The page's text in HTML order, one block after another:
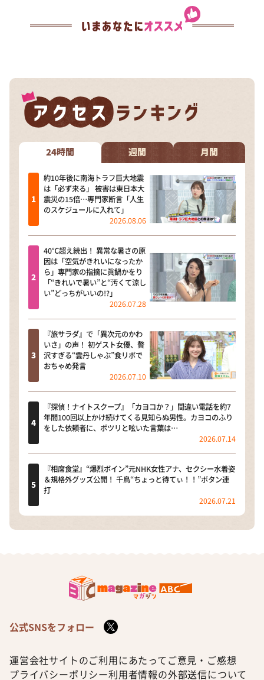
24時間 週間 月間
約10年後に南海トラフ巨大地震
は「必ず来る」 被害は東日本大
震災の15倍…専門家断言「人生
のスケジュールに入れて」
2026.08.06
40℃超え続出！ 異常な暑さの原
因は「空気がきれいになったか
ら」専門家の指摘に眞鍋かをり
「“きれいで暑い”と“汚くて涼し
い”どっちがいいの!?」
2026.07.28
『旅サラダ』で「異次元のかわ
いさ」の声！ 初ゲスト女優、贅
沢すぎる“雲丹しゃぶ”食リポで
おちゃめ発言
2026.07.10
『探偵！ナイトスクープ』「カヨコか？」間違い電話を約7
年間100回以上かけ続けてくる見知らぬ男性。カヨコのふり
をした依頼者に、ポツリと呟いた言葉は…
2026.07.14
『相席食堂』“爆烈ボイン”元NHK女性アナ、セクシー水着姿
＆規格外グッズ公開！ 千鳥“ちょっと待てぃ！！”ボタン連
打
2026.07.21
公式SNSをフォロー
運営会社サイトのご利用にあたって ご意見・ご感想
プライバシーポリシー利用者情報の外部送信について